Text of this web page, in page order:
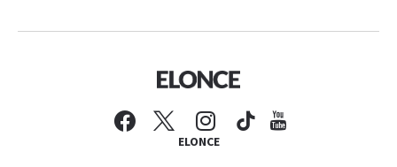
ELONCE